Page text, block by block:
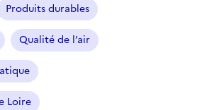
Produits durables
Qualité de l’air
Loire